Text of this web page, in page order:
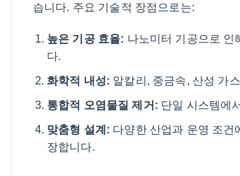
습니다. 주요 기술적 장점으로는:
높은 기공 효율: 나노미터 기공으로 인
다.
화학적 내성: 알칼리, 중금속, 산성 가
통합적 오염물질 제거: 단일 시스템에
맞춤형 설계: 다양한 산업과 운영 조건
장합니다.